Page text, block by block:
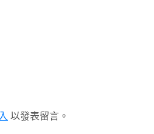
以發表留言。